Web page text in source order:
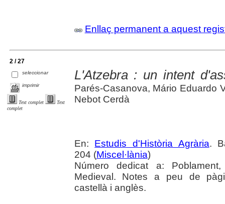
Enllaç permanent a aquest
2 / 27
seleccionar
imprimir
Text complet
Text
complet
L'Atzebra : un intent
Parés-Casanova, Mário Eduardo
Nebot Cerdà
En: Estudis d'Història Agrària.
204 (Miscel·lània)
Número dedicat a:
Medieval. Notes a peu de
castellà i anglès.